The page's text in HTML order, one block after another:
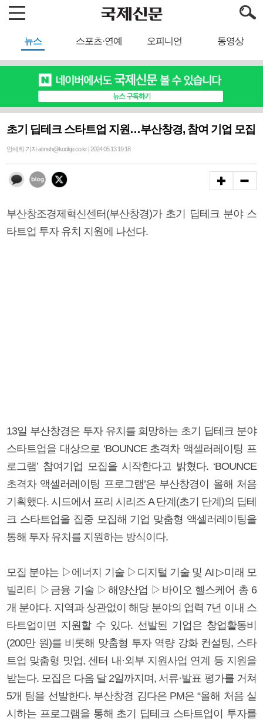
뉴스 스포츠·연예 오피니언 동영상
초기 딥테크 스타트업 지원…부산창경, 참여 기업 모집
안세희 기자 ahnsh@kookje.co.kr | 2024.05.13 19:18
부산창조경제혁신센터(부산창경)가 초기 딥테크 분야 스
타트업 투자 유치 지원에 나선다.
13일 부산창경은 투자 유치를 희망하는 초기 딥테크 분야
스타트업을 대상으로 ‘BOUNCE 초격차 액셀러레이팅 프
로그램’ 참여기업 모집을 시작한다고 밝혔다. ‘BOUNCE
초격차 액셀러레이팅 프로그램’은 부산창경이 올해 처음
기획했다. 시드에서 프리 시리즈 A 단계(초기 단계)의 딥테
크 스타트업을 집중 모집해 기업 맞춤형 액셀러레이팅을
통해 투자 유치를 지원하는 방식이다.
모집 분야는 ▷에너지 기술 ▷디지털 기술 및 AI ▷미래 모
빌리티 ▷금융 기술 ▷해양산업 ▷바이오 헬스케어 총 6
개 분야다. 지역과 상관없이 해당 분야의 업력 7년 이내 스
타트업이면 지원할 수 있다. 선발된 기업은 창업활동비
(200만 원)를 비롯해 맞춤형 투자 역량 강화 컨설팅, 스타
트업 맞춤형 밋업, 센터 내·외부 지원사업 연계 등 지원을
받는다. 모집은 다음 달 2일까지며, 서류·발표 평가를 거쳐
5개 팀을 선발한다. 부산창경 김다은 PM은 “올해 처음 실
시하는 프로그램을 통해 초기 딥테크 스타트업이 투자를